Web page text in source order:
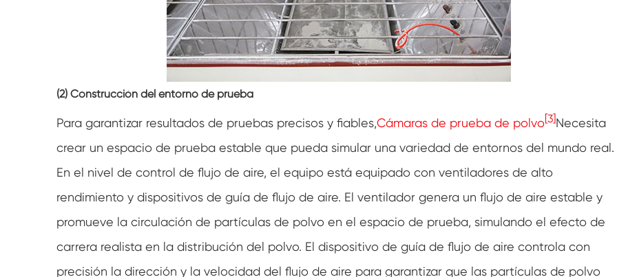
Cámara de congelación de deshielo
Cámara de prueba a prueba de explosión
Cámara de prueba de congelación de
Cámara climática fotovoltaica
Cámara de pruebas para módulos
fotovoltaicos
Cámara de prueba PV
Cámara de prueba de laboratorio
(2) Construcción del entorno de prueba
Para garantizar resultados de pruebas precisos y fiables,Cámaras de prueba de polvo[3]Necesita
crear un espacio de prueba estable que pueda simular una variedad de entornos del mundo real.
En el nivel de control de flujo de aire, el equipo está equipado con ventiladores de alto
rendimiento y dispositivos de guía de flujo de aire. El ventilador genera un flujo de aire estable y
promueve la circulación de partículas de polvo en el espacio de prueba, simulando el efecto de
carrera realista en la distribución del polvo. El dispositivo de guía de flujo de aire controla con
precisión la dirección y la velocidad del flujo de aire para garantizar que las partículas de polvo